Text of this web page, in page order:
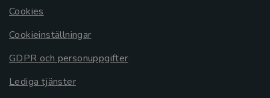
Cookies
Cookieinställningar
GDPR och personuppgifter
Lediga tjänster